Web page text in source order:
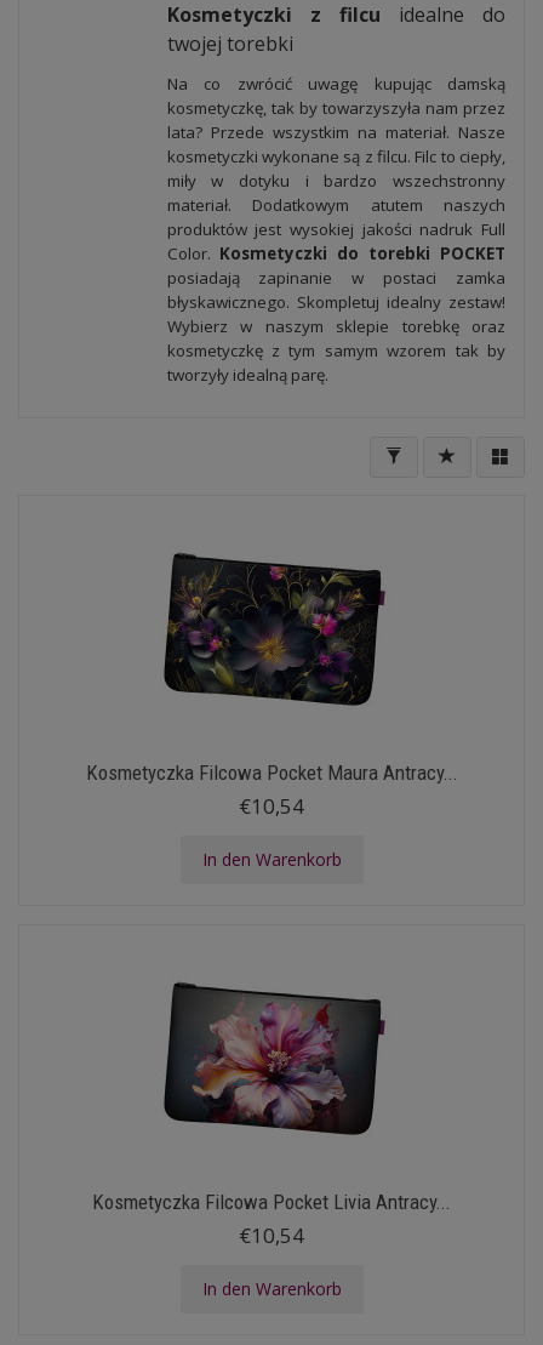
Kosmetyczki z filcu idealne do
twojej torebki
Na co zwrócić uwagę kupując damską
kosmetyczkę, tak by towarzyszyła nam przez
lata? Przede wszystkim na materiał. Nasze
kosmetyczki wykonane są z filcu. Filc to ciepły,
miły w dotyku i bardzo wszechstronny
materiał. Dodatkowym atutem naszych
produktów jest wysokiej jakości nadruk Full
Color. Kosmetyczki do torebki POCKET
posiadają zapinanie w postaci zamka
błyskawicznego. Skompletuj idealny zestaw!
Wybierz w naszym sklepie torebkę oraz
kosmetyczkę z tym samym wzorem tak by
tworzyły idealną parę.
Kosmetyczka Filcowa Pocket Maura Antracy...
€10,54
In den Warenkorb
Kosmetyczka Filcowa Pocket Livia Antracy...
€10,54
In den Warenkorb